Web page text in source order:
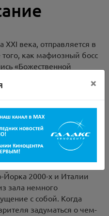
века, отправляется в
того, как мафиозный босс
«Божественной
ищет вдохновение
связывает через
красотой и
фильма: «Мне было
себя частью этого
2000-х и Италии
зала немного
с собой. Когда
задуматься о чем-
×